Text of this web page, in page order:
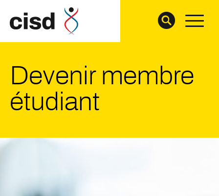
Devenir membre
étudiant